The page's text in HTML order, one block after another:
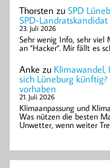
Thorsten zu SPD
SPD-
23. Juli 2026
Sehr wenig Info, sehr viel
an "Hacker". Mir fällt es
Anke zu
sich Lüneburg
vorhaben
21. Juli 2026
Klimaanpassung und
Was nützen die besten
Unwetter, wenn weiter